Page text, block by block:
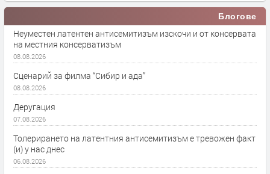
Блогове
Неуместен латентен антисемитизъм изскочи и от консервата
на местния консерватизъм
08.08.2026
Сценарий за филма “Сибир и ада”
08.08.2026
Деругация
07.08.2026
Толерирането на латентния антисемитизъм е тревожен факт
(и) у нас днес
06.08.2026